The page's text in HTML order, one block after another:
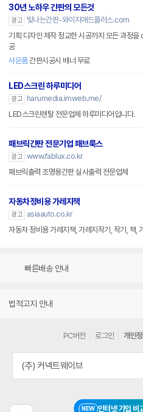
NEW 인터넷 가입 비
30년 노하우 간판의 모든것
광고
빛나는간판-와이지애드플러스.com
기획 디자인 제작 정교한 시공까지 모든 과정
공
사은품간판시공시 배너 무료
LED스크린 하루미디어
광고
harumedia.imweb.me/
LED스크린렌탈 전문업체 하루미디어입니다.
패브릭간판 전문기업 패브룩스
광고 www.fablux.co.kr
패브릭출력 조명용간판 실사출력 전문업체
자동차정비용 가레지잭
광고
asiaauto.co.kr
자동차 정비용 가레지잭, 가레지작기, 작기, 잭,
빠른배송 안내
법적고지 안내
PC버전 로그인 개인
(주) 커넥트웨이브